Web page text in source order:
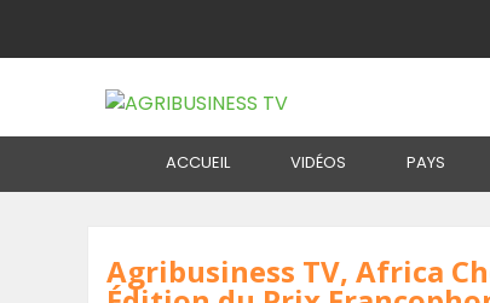
ACCUEIL VIDÉOS PAYS
Home Agribusiness TV, Africa
Agribusiness TV, Africa